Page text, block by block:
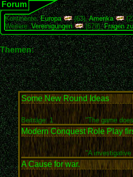
Forum
Kontinente:Europa (63),Amerika
Weitere:Vereinigungen (679),Fragen
Themen:
Some New Round Ideas
Beiträge: 1 "The game
Modern Conquest Role Play
"A investigative
A Cause for war.